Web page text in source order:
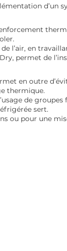
d’un
l’air, en
permet de
en outre
thermique.
de
sert.
ou pour une